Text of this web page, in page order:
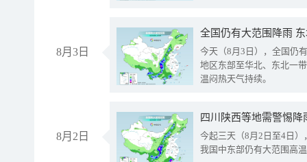
8月3日
全国仍有大范围降雨
今天（8月3日），全国仍
地区东部至华北、东北一
温闷热天气持续。
8月2日
今起三天（8月2日至4日
我国中东部仍有大范围高